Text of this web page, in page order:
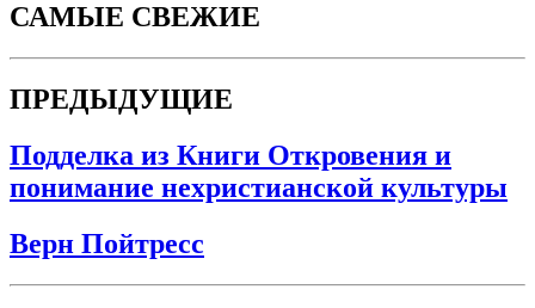
САМЫЕ СВЕЖИЕ
ПРЕДЫДУЩИЕ
Подделка из Книги Откровения и
понимание нехристианской культуры
Верн Пойтресс